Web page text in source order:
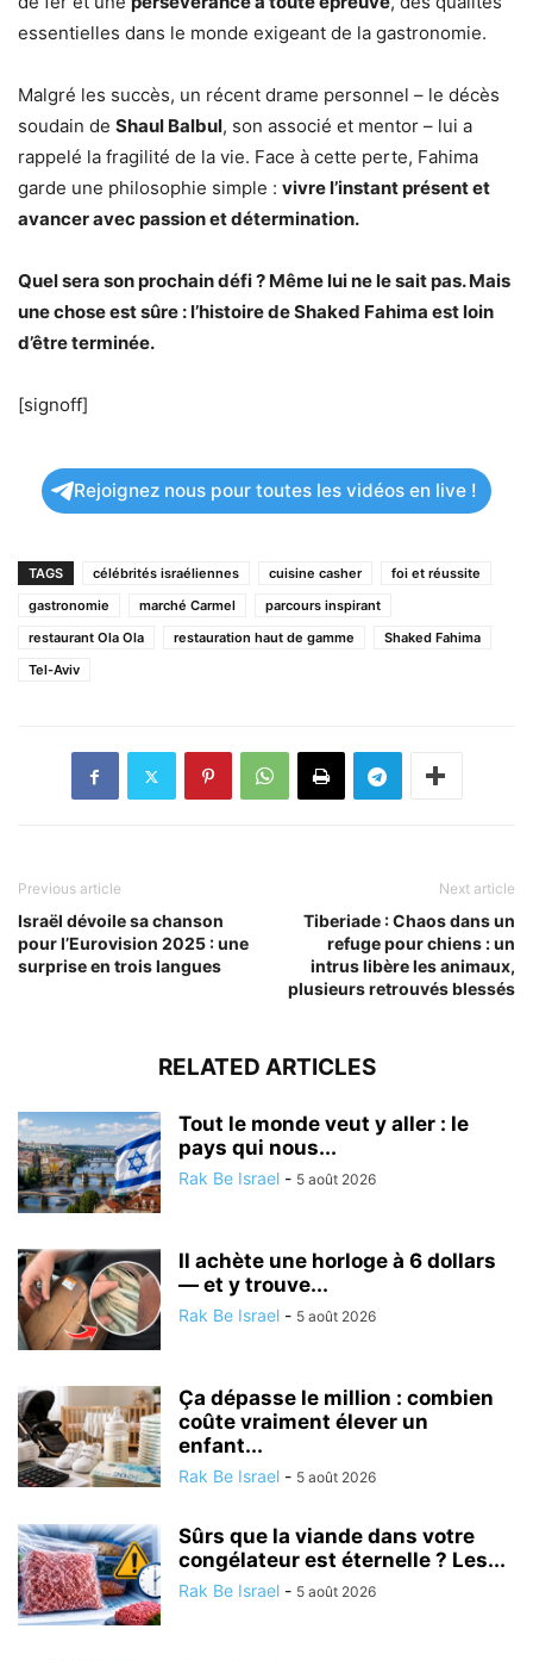
essentielles dans le monde exigeant de la gastronomie.
Malgré les succès, un récent drame personnel – le décès
soudain de Shaul Balbul, son associé et mentor – lui a
rappelé la fragilité de la vie. Face à cette perte, Fahima
garde une philosophie simple : vivre l’instant présent et
avancer avec passion et détermination.
Quel sera son prochain défi ? Même lui ne le sait pas. Mais
une chose est sûre : l’histoire de Shaked Fahima est loin
d’être terminée.
[signoff]
Rejoignez nous pour toutes les vidéos en live !
TAGS célébrités israéliennes cuisine casher
foi et réussite
gastronomie
marché Carmel
parcours inspirant
restaurant Ola Ola
restauration haut de gamme
Shaked Fahima
Tel-Aviv
Previous article
Israël dévoile sa chanson
pour l’Eurovision 2025 : une
surprise en trois langues
Next article
Tiberiade : Chaos dans un
refuge pour chiens : un
intrus libère les animaux,
plusieurs retrouvés blessés
RELATED ARTICLES
Tout le monde veut y aller : le
pays qui nous...
Rak Be Israel - 5 août 2026
Il achète une horloge à 6 dollars
— et y trouve...
Rak Be Israel - 5 août 2026
Ça dépasse le million : combien
coûte vraiment élever un
enfant...
Rak Be Israel - 5 août 2026
Sûrs que la viande dans votre
congélateur est éternelle ? Les...
Rak Be Israel - 5 août 2026